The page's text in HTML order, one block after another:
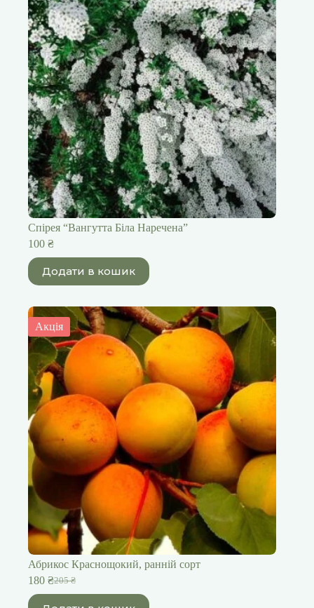
Спірея “Вангутта Біла Наречена”
100 ₴
Додати в кошик
Акція
Абрикос Краснощокий, ранній сорт
205₴
Оригінальна
180 ₴Поточна